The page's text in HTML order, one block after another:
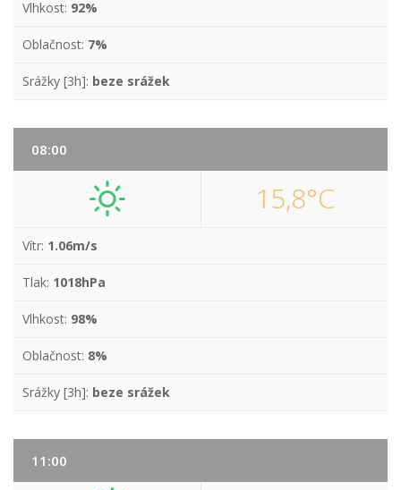
Vlhkost: 92%
Oblačnost: 7%
Srážky [3h]: beze srážek
08:00
15,8°C
Vítr: 1.06m/s
Tlak: 1018hPa
Vlhkost: 98%
Oblačnost: 8%
Srážky [3h]: beze srážek
11:00